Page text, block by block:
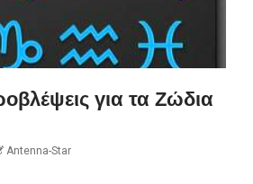
για τα Ζώδια
Antenna-Star